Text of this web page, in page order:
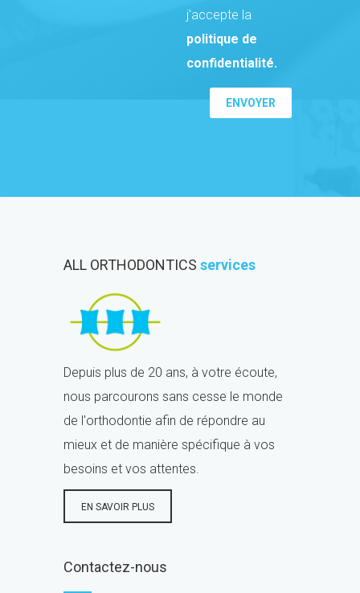
j'accepte la
politique de
confidentialité.
ALL ORTHODONTICS services
Depuis plus de 20 ans, à votre écoute,
nous parcourons sans cesse le monde
de l'orthodontie afin de répondre au
mieux et de manière spécifique à vos
besoins et vos attentes.
EN SAVOIR PLUS
Contactez-nous